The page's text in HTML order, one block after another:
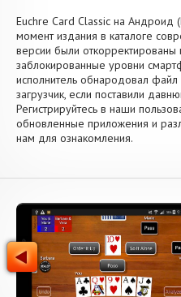
Euchre Card Classic на Андроид
момент издания в каталоге
версии были
заблокированные уровни
исполнитель обнародовал файл
загрузчик, если поставили
Регистрируйтесь в наши
обновленные приложения и
нам для ознакомления.